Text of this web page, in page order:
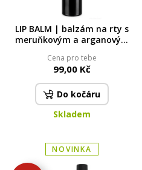
LIP BALM | balzám na rty s
meruňkovým a arganovým
rostlinných olejů | 4,2 g
Cena pro tebe
99,00 Kč
Do kočáru
Skladem
NOVINKA